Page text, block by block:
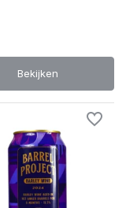
Bekijken